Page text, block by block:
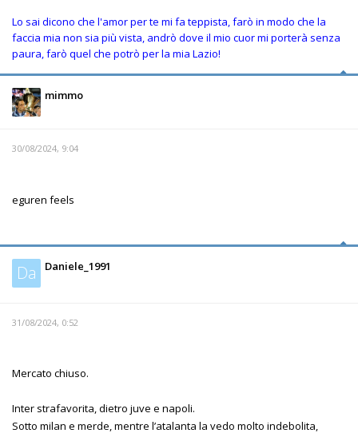
Lo sai dicono che l'amor per te mi fa teppista, farò in modo che la
faccia mia non sia più vista, andrò dove il mio cuor mi porterà senza
paura, farò quel che potrò per la mia Lazio!
mimmo
30/08/2024, 9:04
eguren feels
Da Daniele_1991
31/08/2024, 0:52
Mercato chiuso.
Inter strafavorita, dietro juve e napoli.
Sotto milan e merde, mentre l’atalanta la vedo molto indebolita,